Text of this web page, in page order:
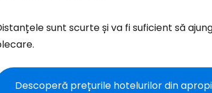
sunt scurte și va fi suficient să
Descoperă prețurile hotelurilor din
... comunitatea